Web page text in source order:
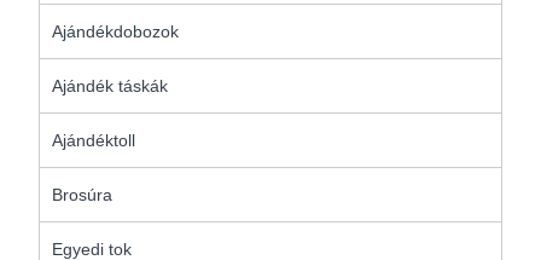
Ajándékdobozok
Ajándék táskák
Ajándéktoll
Brosúra
Egyedi tok